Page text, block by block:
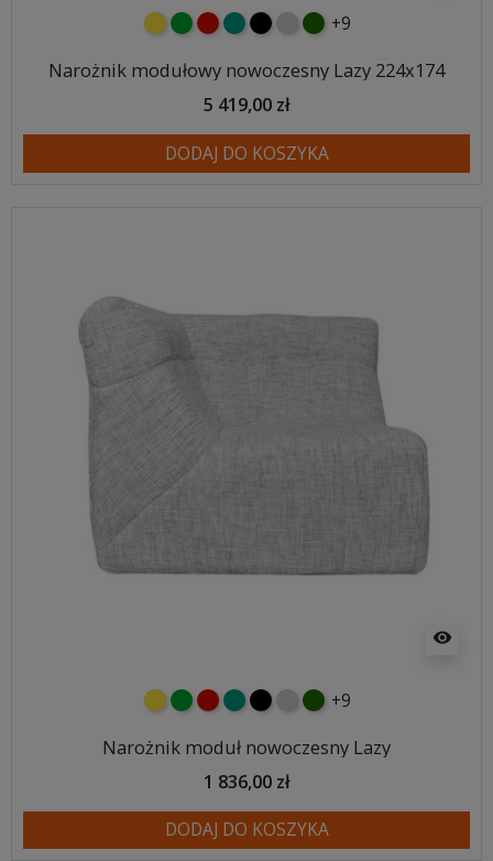
żółtyzielonyczerwony
turkusowy
czarnyjasnoszary
butelkowa zieleń
+9
Narożnik modułowy nowoczesny Lazy 224x174
5 419,00 zł
DODAJ DO KOSZYKA
visibility
żółtyzielonyczerwony
turkusowy
czarnyjasnoszary
butelkowa zieleń
+9
Narożnik moduł nowoczesny Lazy
1 836,00 zł
DODAJ DO KOSZYKA